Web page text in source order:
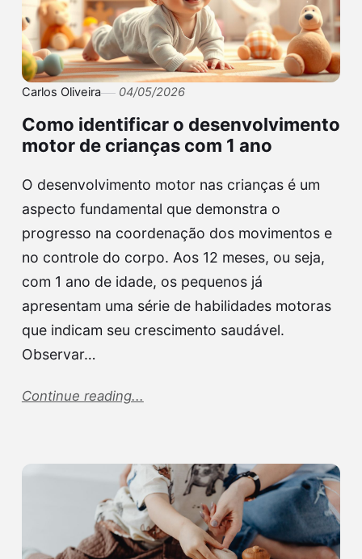
Carlos Oliveira 04/05/2026
Como identificar o desenvolvimento
motor de crianças com 1 ano
O desenvolvimento motor nas crianças é um
aspecto fundamental que demonstra o
progresso na coordenação dos movimentos e
no controle do corpo. Aos 12 meses, ou seja,
com 1 ano de idade, os pequenos já
apresentam uma série de habilidades motoras
que indicam seu crescimento saudável.
Observar…
Continue reading...